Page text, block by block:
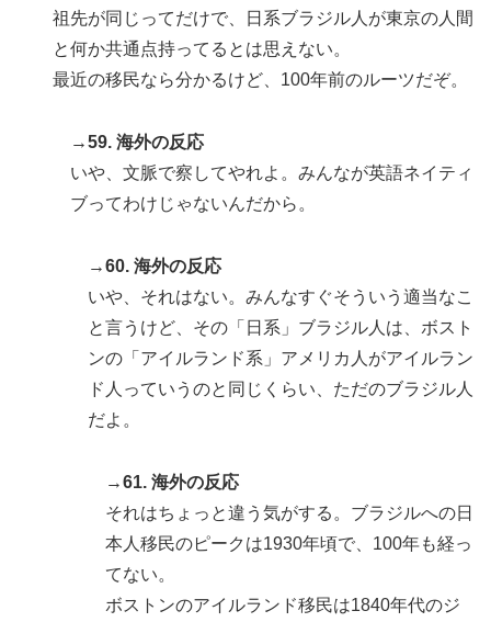
祖先が同じってだけで、日系ブラジル人が東京の人間
と何か共通点持ってるとは思えない。
最近の移民なら分かるけど、100年前のルーツだぞ。
→59. 海外の反応
いや、文脈で察してやれよ。みんなが英語ネイティ
ブってわけじゃないんだから。
→60. 海外の反応
いや、それはない。みんなすぐそういう適当なこ
と言うけど、その「日系」ブラジル人は、ボスト
ンの「アイルランド系」アメリカ人がアイルラン
ド人っていうのと同じくらい、ただのブラジル人
だよ。
→61. 海外の反応
それはちょっと違う気がする。ブラジルへの日
本人移民のピークは1930年頃で、100年も経っ
てない。
ボストンのアイルランド移民は1840年代のジ